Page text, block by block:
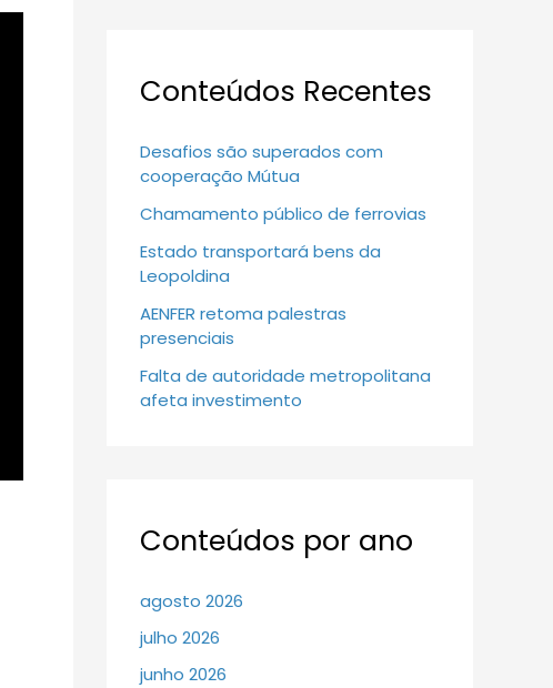
Conteúdos Recentes
Desafios são superados com
cooperação Mútua
Chamamento público de ferrovias
Estado transportará bens da
Leopoldina
AENFER retoma palestras
presenciais
Falta de autoridade metropolitana
afeta investimento
Conteúdos por ano
agosto 2026
julho 2026
junho 2026